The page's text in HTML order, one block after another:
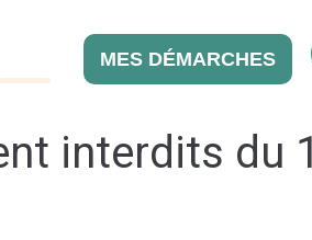
MES DÉMARCHES
interdits du